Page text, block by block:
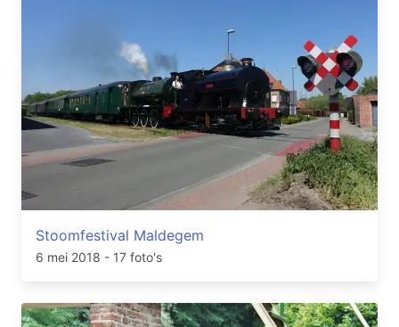
Stoomfestival Maldegem
6 mei 2018 - 17 foto's